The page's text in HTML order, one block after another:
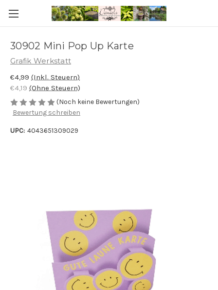
30902 Mini Pop Up Karte
Grafik Werkstatt
€4,99 (Inkl. Steuern)
€4,19 (Ohne Steuern)
(Noch keine Bewertungen)
Bewertung schreiben
UPC: 4043651309029